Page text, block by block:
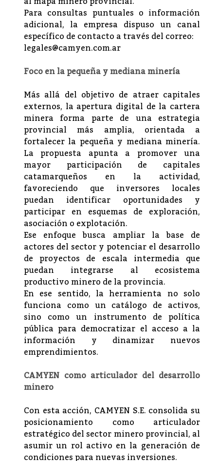
Para consultas puntuales o información
adicional, la empresa dispuso un canal
específico de contacto a través del correo:
legales@camyen.com.ar
Foco en la pequeña y mediana minería
Más allá del objetivo de atraer capitales
externos, la apertura digital de la cartera
minera forma parte de una estrategia
provincial más amplia, orientada a
fortalecer la pequeña y mediana minería.
La propuesta apunta a promover una
mayor participación de capitales
catamarqueños en la actividad,
favoreciendo que inversores locales
puedan identificar oportunidades y
participar en esquemas de exploración,
asociación o explotación.
Ese enfoque busca ampliar la base de
actores del sector y potenciar el desarrollo
de proyectos de escala intermedia que
puedan integrarse al ecosistema
productivo minero de la provincia.
En ese sentido, la herramienta no solo
funciona como un catálogo de activos,
sino como un instrumento de política
pública para democratizar el acceso a la
información y dinamizar nuevos
emprendimientos.
CAMYEN como articulador del desarrollo
minero
Con esta acción, CAMYEN S.E. consolida su
posicionamiento como articulador
estratégico del sector minero provincial, al
asumir un rol activo en la generación de
condiciones para nuevas inversiones.